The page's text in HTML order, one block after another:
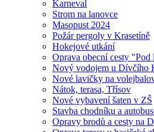
Karneval
Strom na lanovce
Masopust 2024
Požár pergoly v Krasetíně
Hokejové utkání
Oprava obecní cesty "Pod
Nový vodojem u Dívčího
Nové lavičky na
Nátok, terasa, Třísov
Nové vybavení šaten v ZŠ
Stavba chodníku a
Opravy brodů a cesty na